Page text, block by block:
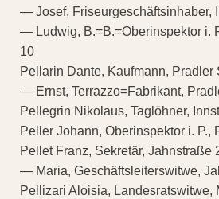
— Josef, Friseurgeschäftsinhaber,
— Ludwig, B.=B.=Oberinspektor i.
10
Pellarin Dante, Kaufmann, Pradler
— Ernst, Terrazzo=Fabrikant,
Pellegrin Nikolaus, Taglöhner,
Peller Johann, Oberinspektor i. P.,
Pellet Franz, Sekretär, Jahnstraße
— Maria, Geschäftsleiterswitwe,
Pellizari Aloisia, Landesratswitwe,